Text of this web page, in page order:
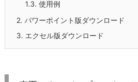
1.3. 使用例
2. パワーポイント版ダウンロード
3. エクセル版ダウンロード